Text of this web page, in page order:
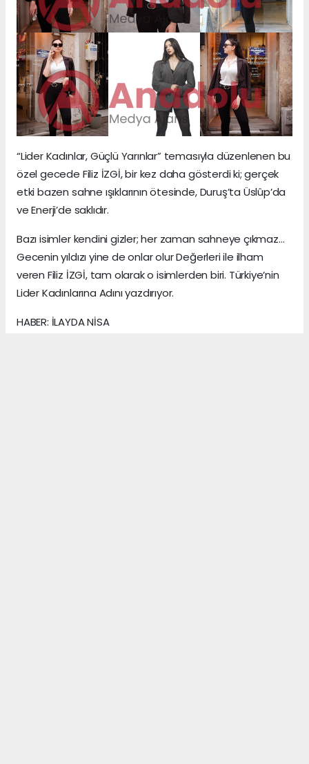
“Lider Kadınlar, Güçlü Yarınlar” temasıyla düzenlenen bu
özel gecede Filiz İZGİ, bir kez daha gösterdi ki; gerçek
etki bazen sahne ışıklarının ötesinde, Duruş’ta Üslûp’da
ve Enerji’de saklıdır.
Bazı isimler kendini gizler; her zaman sahneye çıkmaz…
Gecenin yıldızı yine de onlar olur Değerleri ile ilham
veren Filiz İZGİ, tam olarak o isimlerden biri. Türkiye’nin
Lider Kadınlarına Adını yazdırıyor.
HABER: İLAYDA NİSA